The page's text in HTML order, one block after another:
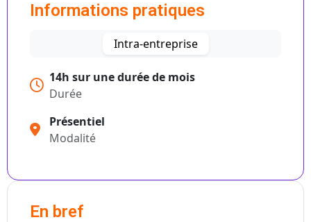
Informations pratiques
Intra-entreprise
14h sur une durée de mois
Durée
Présentiel
Modalité
En bref